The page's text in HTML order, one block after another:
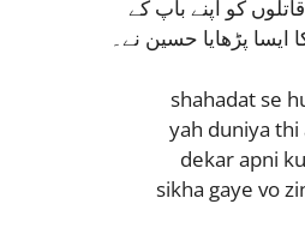
کو اپنے باپ کے
ایسا پڑھایا حسین نے۔
shahadat se
yah duniya thi
dekar apni
sikha gaye vo